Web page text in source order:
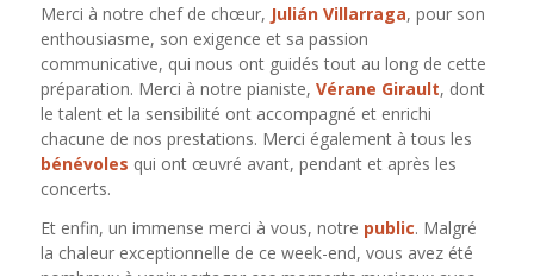
Merci à notre chef de chœur, Julián Villarraga, pour son
enthousiasme, son exigence et sa passion
communicative, qui nous ont guidés tout au long de cette
préparation. Merci à notre pianiste, Vérane Girault, dont
le talent et la sensibilité ont accompagné et enrichi
chacune de nos prestations. Merci également à tous les
bénévoles qui ont œuvré avant, pendant et après les
concerts.
Et enfin, un immense merci à vous, notre public. Malgré
la chaleur exceptionnelle de ce week-end, vous avez été